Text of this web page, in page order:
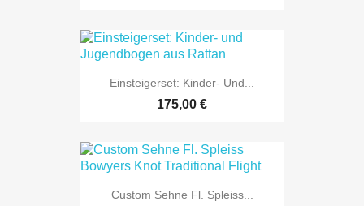
Einsteigerset: Kinder- Und...
175,00 €
Custom Sehne Fl. Spleiss...